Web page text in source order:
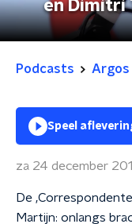
en Dimitri
Podcasts Argos
Speel
za 24 december
De
Martijn: onlangs